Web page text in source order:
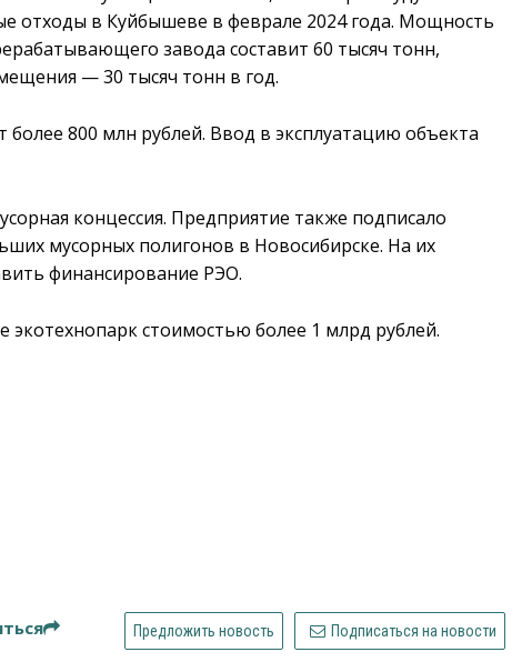
отходы в Куйбышеве в феврале 2024 года. Мощность
завода составит 60 тысяч тонн,
— 30 тысяч тонн в год.
800 млн рублей. Ввод в эксплуатацию объекта
концессия. Предприятие также подписало
мусорных полигонов в Новосибирске. На их
финансирование РЭО.
экотехнопарк стоимостью более 1 млрд рублей.
Предложить новость Подписаться на новости